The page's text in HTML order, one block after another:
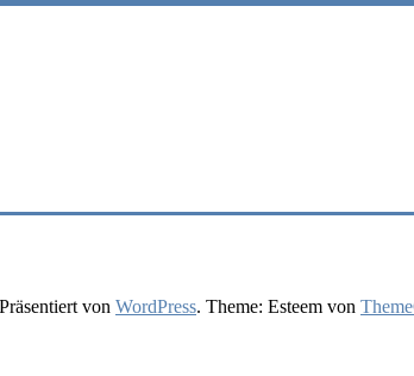
von WordPress. Theme: Esteem von